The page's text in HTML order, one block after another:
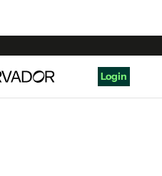
Login